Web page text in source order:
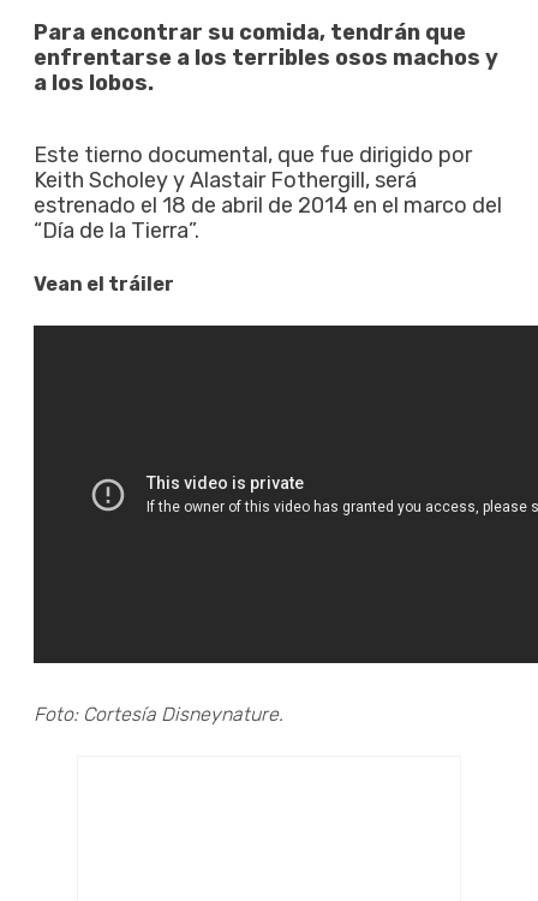
Para encontrar su comida, tendrán que
enfrentarse a los terribles osos machos y
a los lobos.
Este tierno documental, que fue dirigido por
Keith Scholey y Alastair Fothergill, será
estrenado el 18 de abril de 2014 en el marco del
“Día de la Tierra”.
Vean el tráiler
Foto: Cortesía Disneynature.